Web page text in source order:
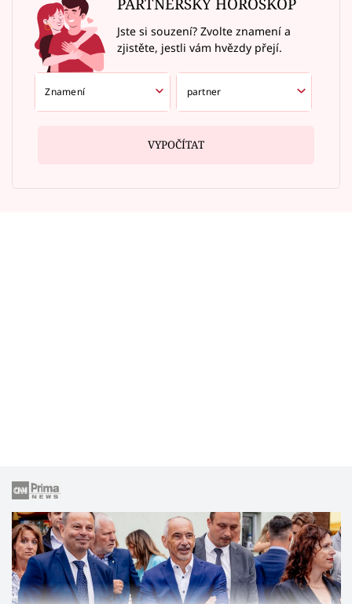
Jste si souzení? Zvolte znamení a
zjistěte, jestli vám hvězdy přejí.
VYPOČÍTAT